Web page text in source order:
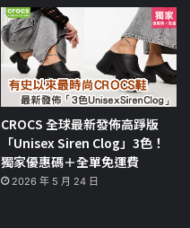
CROCS 全球最新發佈高踭版
「Unisex Siren Clog」3色！
獨家優惠碼＋全單免運費
2026 年 5 月 24 日